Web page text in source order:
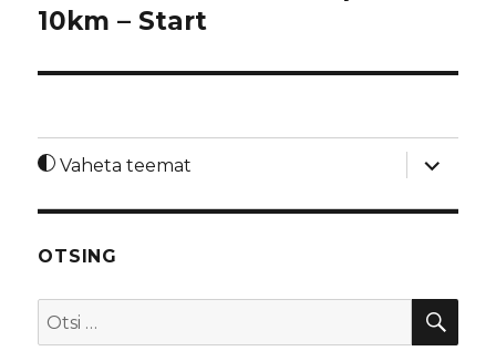
10km – Start
Vaheta teemat
laienda
OTSING
Otsi: